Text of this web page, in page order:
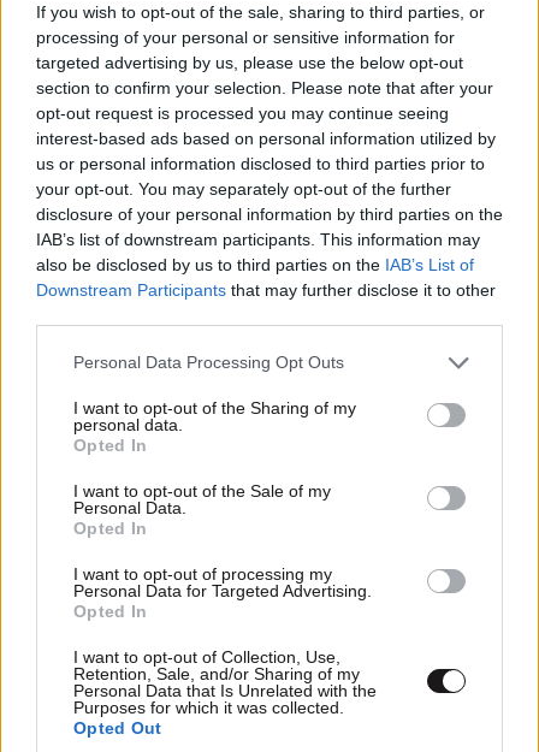
If you wish to opt-out of the sale, sharing to third parties, or
processing of your personal or sensitive information for
targeted advertising by us, please use the below opt-out
section to confirm your selection. Please note that after your
opt-out request is processed you may continue seeing
interest-based ads based on personal information utilized by
us or personal information disclosed to third parties prior to
your opt-out. You may separately opt-out of the further
disclosure of your personal information by third parties on the
IAB’s list of downstream participants. This information may
also be disclosed by us to third parties on the IAB’s List of
Downstream Participants that may further disclose it to other
Please note that this website/app uses one or more Google
not limited to your visit or usage behaviour. You may click to
grant or deny consent to Google and its third-party tags to
use your data for below specified purposes in below Google
consent section.
Personal Data Processing Opt Outs
I want to opt-out of the Sharing of my
personal data.
Opted In
I want to opt-out of the Sale of my
Personal Data.
Opted In
I want to opt-out of processing my
Personal Data for Targeted Advertising.
Opted In
I want to opt-out of Collection, Use,
Retention, Sale, and/or Sharing of my
Personal Data that Is Unrelated with the
Purposes for which it was collected.
Opted Out
Αγροτικές ενισχύσεις: Ψηφιακό μπλόκο σε